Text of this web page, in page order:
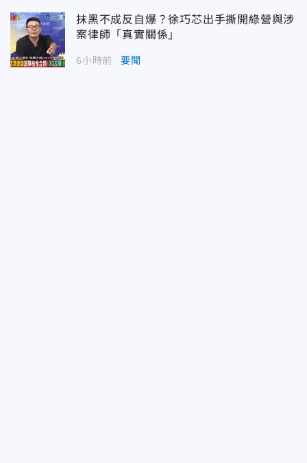
抹黑不成反自爆？徐巧芯出手撕開綠營與涉
案律師「真實關係」
6小時前 要聞